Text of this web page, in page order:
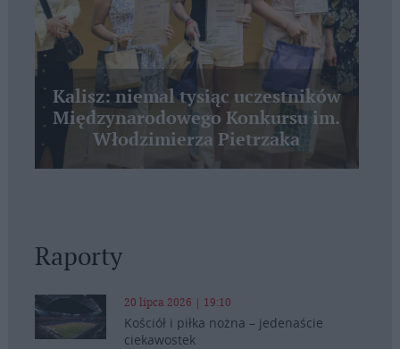
Kalisz: niemal tysiąc uczestników
Międzynarodowego Konkursu im.
Włodzimierza Pietrzaka
Raporty
20 lipca 2026 | 19:10
Kościół i piłka nożna – jedenaście
ciekawostek